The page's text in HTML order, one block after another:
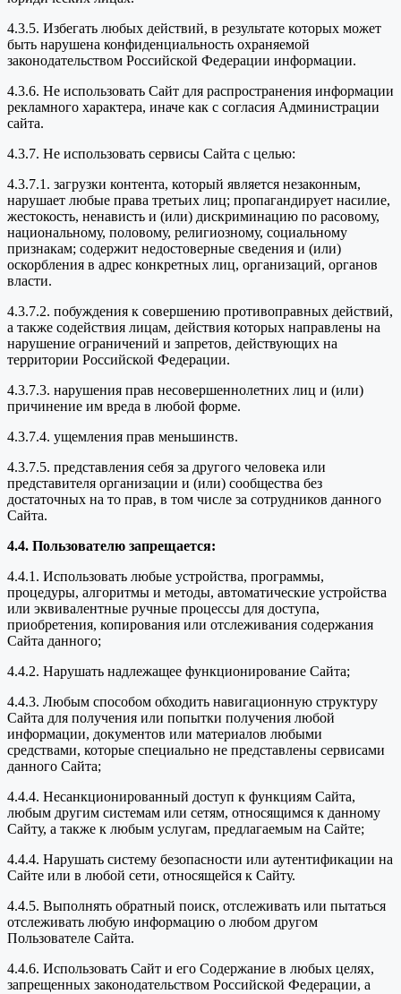
4.3.5. Избегать любых действий, в результате которых может
быть нарушена конфиденциальность охраняемой
законодательством Российской Федерации информации.
4.3.6. Не использовать Сайт для распространения информации
рекламного характера, иначе как с согласия Администрации
сайта.
4.3.7. Не использовать сервисы Сайта с целью:
4.3.7.1. загрузки контента, который является незаконным,
нарушает любые права третьих лиц; пропагандирует насилие,
жестокость, ненависть и (или) дискриминацию по расовому,
национальному, половому, религиозному, социальному
признакам; содержит недостоверные сведения и (или)
оскорбления в адрес конкретных лиц, организаций, органов
власти.
4.3.7.2. побуждения к совершению противоправных действий,
а также содействия лицам, действия которых направлены на
нарушение ограничений и запретов, действующих на
территории Российской Федерации.
4.3.7.3. нарушения прав несовершеннолетних лиц и (или)
причинение им вреда в любой форме.
4.3.7.4. ущемления прав меньшинств.
4.3.7.5. представления себя за другого человека или
представителя организации и (или) сообщества без
достаточных на то прав, в том числе за сотрудников данного
Сайта.
4.4. Пользователю запрещается:
4.4.1. Использовать любые устройства, программы,
процедуры, алгоритмы и методы, автоматические устройства
или эквивалентные ручные процессы для доступа,
приобретения, копирования или отслеживания содержания
Сайта данного;
4.4.2. Нарушать надлежащее функционирование Сайта;
4.4.3. Любым способом обходить навигационную структуру
Сайта для получения или попытки получения любой
информации, документов или материалов любыми
средствами, которые специально не представлены сервисами
данного Сайта;
4.4.4. Несанкционированный доступ к функциям Сайта,
любым другим системам или сетям, относящимся к данному
Сайту, а также к любым услугам, предлагаемым на Сайте;
4.4.4. Нарушать систему безопасности или аутентификации на
Сайте или в любой сети, относящейся к Сайту.
4.4.5. Выполнять обратный поиск, отслеживать или пытаться
отслеживать любую информацию о любом другом
Пользователе Сайта.
4.4.6. Использовать Сайт и его Содержание в любых целях,
запрещенных законодательством Российской Федерации, а